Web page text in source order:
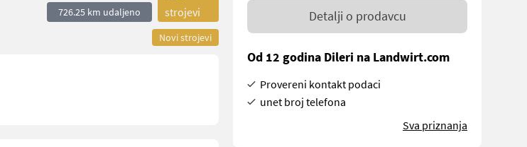
726.25 km udaljeno
strojevi
Novi strojevi
Detalji o prodavcu
Od 12 godina Dileri na Landwirt.com
Provereni kontakt podaci
unet broj telefona
Sva priznanja